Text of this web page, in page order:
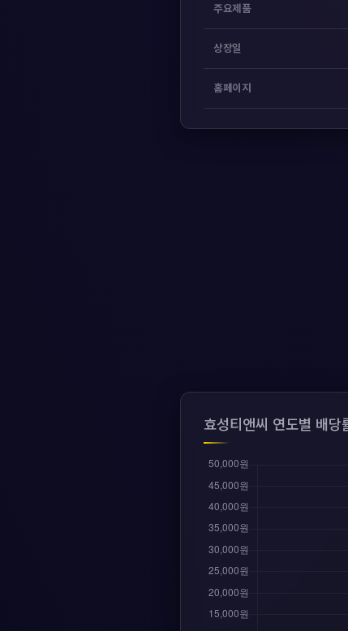
주요제품
상장일
홈페이지
효성티앤씨 연도별 배당